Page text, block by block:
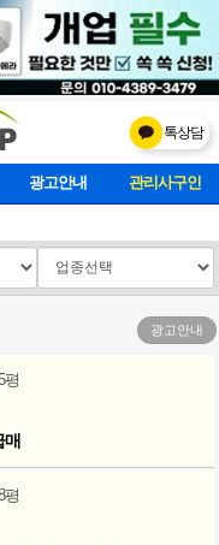
톡상담
광고안내 마사지클럽
광고안내
평
평